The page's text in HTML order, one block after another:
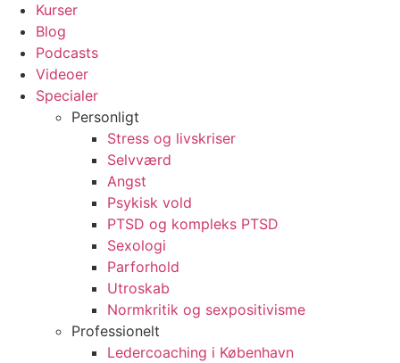
Kurser
Blog
Podcasts
Videoer
Specialer
Personligt
Stress og livskriser
Selvværd
Angst
Psykisk vold
PTSD og kompleks PTSD
Sexologi
Parforhold
Utroskab
Normkritik og sexpositivisme
Professionelt
Ledercoaching i København